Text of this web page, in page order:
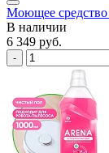
Моющее средство
В наличии
6 349 руб.